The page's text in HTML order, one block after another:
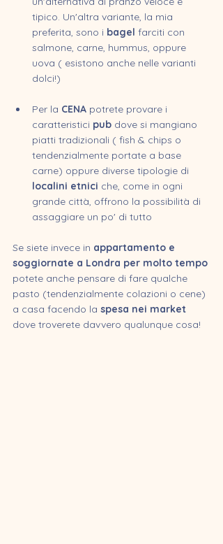
tipico. Un'altra variante, la mia
preferita, sono i bagel farciti con
salmone, carne, hummus, oppure
uova ( esistono anche nelle varianti
dolci!)
Per la CENA potrete provare i
caratteristici pub dove si mangiano
piatti tradizionali ( fish & chips o
tendenzialmente portate a base
carne) oppure diverse tipologie di
localini etnici che, come in ogni
grande città, offrono la possibilità di
assaggiare un po' di tutto
Se siete invece in appartamento e
soggiornate a Londra per molto tempo
potete anche pensare di fare qualche
pasto (tendenzialmente colazioni o cene)
a casa facendo la spesa nei market
dove troverete davvero qualunque cosa!